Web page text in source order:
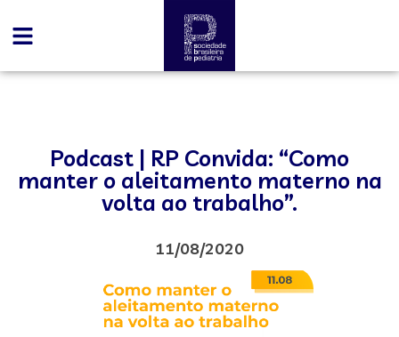
Podcast | RP Convida: “Como
manter o aleitamento materno na
volta ao trabalho”.
11/08/2020